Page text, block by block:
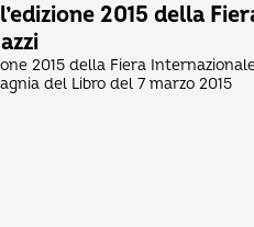
2015 della
2015 della Fiera
del Libro del 7 marzo 2015